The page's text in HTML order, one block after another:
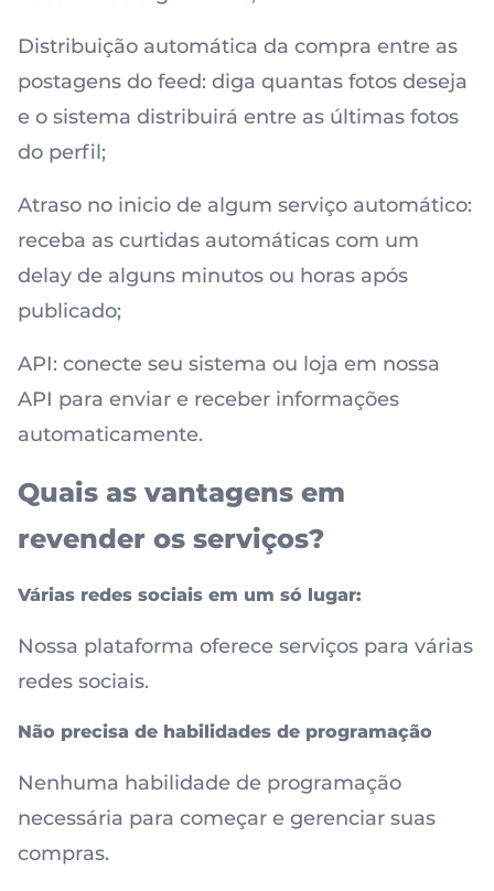
Distribuição automática da compra entre as
postagens do feed: diga quantas fotos deseja
e o sistema distribuirá entre as últimas fotos
do perfil;
Atraso no inicio de algum serviço automático:
receba as curtidas automáticas com um
delay de alguns minutos ou horas após
publicado;
API: conecte seu sistema ou loja em nossa
API para enviar e receber informações
automaticamente.
Quais as vantagens em
revender os serviços?
Várias redes sociais em um só lugar:
Nossa plataforma oferece serviços para várias
redes sociais.
Não precisa de habilidades de programação
Nenhuma habilidade de programação
necessária para começar e gerenciar suas
compras.